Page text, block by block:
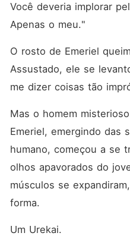
Você deveria implorar
Apenas o meu."
O rosto de Emeriel
Assustado, ele se
me dizer coisas tão
Mas o homem
Emeriel, emergindo das
humano, começou a se
olhos apavorados do
músculos se
forma.
Um Urekai.